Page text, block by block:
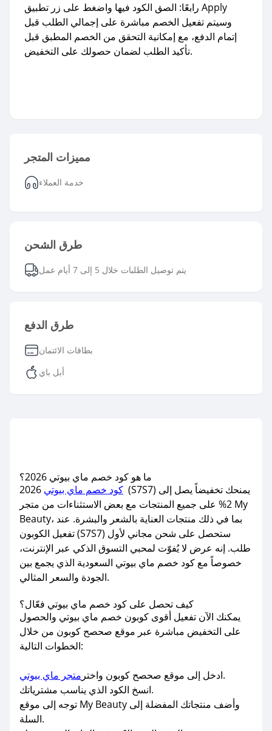
رابعًا: الصق الكود فيها واضغط على زر تطبيق Apply
وسيتم تفعيل الخصم مباشرة على إجمالي الطلب قبل
إتمام الدفع، مع إمكانية التحقق من الخصم المطبق قبل
تأكيد الطلب لضمان حصولك على التخفيض.
مميزات المتجر
خدمة العملاء
طرق الشحن
يتم توصيل الطلبات خلال 5 إلى 7 أيام عمل
طرق الدفع
بطاقات الائتمان
أبل باي
ما هو كود خصم ماي بيوتي 2026؟
كود خصم ماي بيوتي 2026 (S7S7) يمنحك تخفيضاً يصل إلى
2% على جميع المنتجات مع بعض الاستثناءات من متجر My
Beauty، بما في ذلك منتجات العناية بالشعر والبشرة. عند
تفعيل الكوبون (S7S7) ستحصل على شحن مجاني لأول
طلب. إنه عرض لا يُفوّت لمحبي التسوق الذكي عبر الإنترنت،
خصوصاً مع كود خصم ماي بيوتي السعودية الذي يجمع بين
الجودة والسعر المثالي.
كيف تحصل على كود خصم ماي بيوتي فعّال؟
يمكنك الآن تفعيل أقوى كوبون خصم ماي بيوتي والحصول
على التخفيض مباشرة عبر موقع صحصح كوبون من خلال
الخطوات التالية:
ادخل إلى موقع صحصح كوبون واختر متجر ماي بيوتي
.
انسخ الكود الذي يناسب مشترياتك.
توجه إلى موقع My Beauty وأضف منتجاتك المفضلة إلى
السلة.